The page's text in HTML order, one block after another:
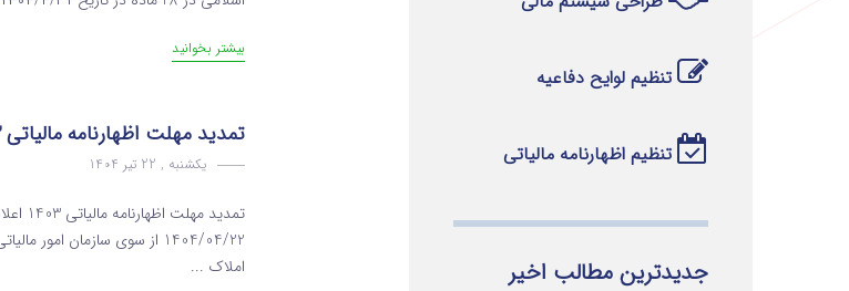
بیشتر بخوانید
تمدید مهلت اظهارنامه مالیاتی 1403
یکشنبه , 22 تیر 1404
املاک ...
تنظیم لوایح دفاعیه
تنظیم اظهارنامه مالیاتی
جدیدترین مطالب اخیر